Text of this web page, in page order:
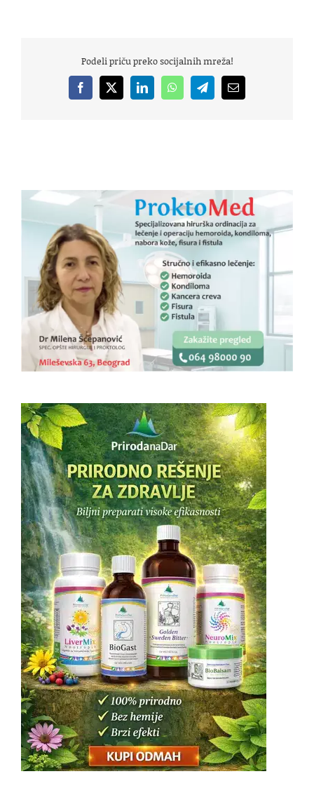
Podeli priču preko socijalnih mreža!
Facebook
X LinkedInWhatsAppTelegramEmail